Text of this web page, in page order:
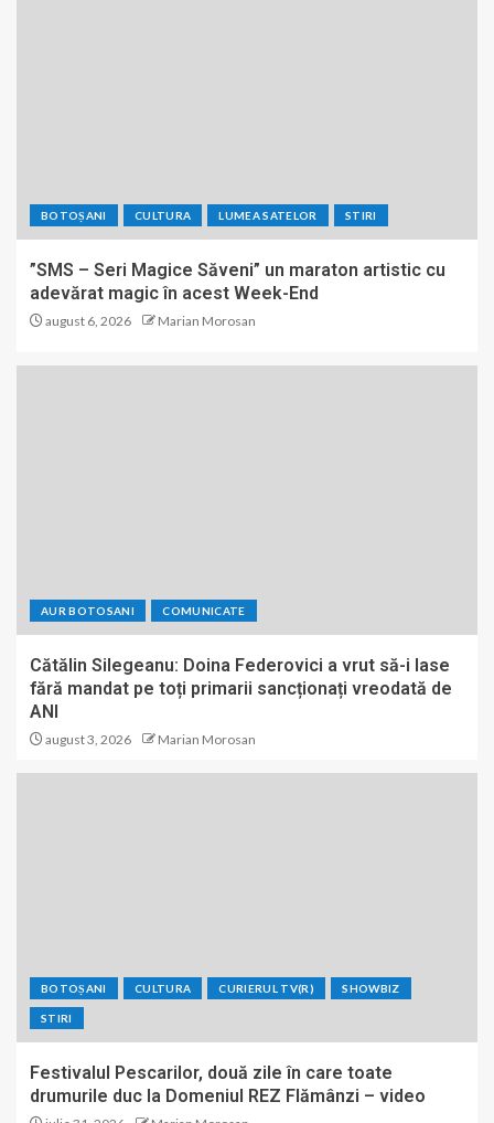
BOTOȘANI CULTURA LUMEA SATELOR STIRI
”SMS – Seri Magice Săveni” un maraton artistic cu
adevărat magic în acest Week-End
august 6, 2026 Marian Morosan
AUR BOTOSANI COMUNICATE
Cătălin Silegeanu: Doina Federovici a vrut să-i lase
fără mandat pe toți primarii sancționați vreodată de
ANI
august 3, 2026 Marian Morosan
BOTOȘANI CULTURA CURIERUL TV(R) SHOWBIZ
STIRI
Festivalul Pescarilor, două zile în care toate
drumurile duc la Domeniul REZ Flămânzi – video